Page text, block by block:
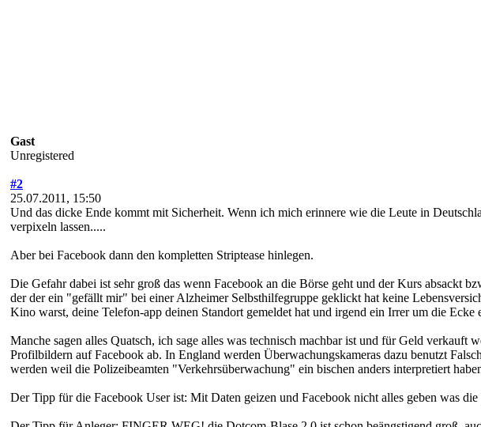
Gast
Unregistered
#2
25.07.2011, 15:50
Und das dicke Ende kommt mit Sicherheit. Wenn ich mich erinnere wie die Leute in
verpixeln lassen.....
Aber bei Facebook dann den kompletten Striptease hinlegen.
Die Gefahr dabei ist sehr groß das wenn Facebook an die Börse geht und der Kurs absackt
der der ein "gefällt mir" bei einer Alzheimer Selbsthilfegruppe geklickt hat keine
Kino warst, deine Telefon-app deinen Standort gemeldet hat und irgend ein Irrer um die Ecke
Manche sagen alles Quatsch, ich sage alles was technisch machbar ist und für Geld
Profilbildern auf Facebook ab. In England werden Überwachungskameras dazu benutzt
werden weil die Polizeibeamten "Verkehrsüberwachung" ein bischen anders interpretiert
Der Tipp für die Facebook User ist: Mit Daten geizen und Facebook nicht alles geben was die